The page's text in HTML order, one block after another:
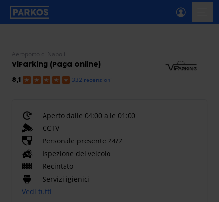
etichetta-navigazione-principale
Aeroporto di Napoli
ViParking (Paga online)
8,1 332 recensioni
Aperto dalle 04:00 alle 01:00
CCTV
Personale presente 24/7
Ispezione del veicolo
Recintato
Servizi igienici
Vedi tutti